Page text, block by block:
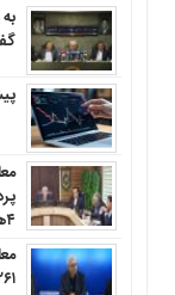
۴هزار و ۶۵۴ فقره وام ازدواج از ابتدای سال جاری
۲۶۱هزا تن گندم از